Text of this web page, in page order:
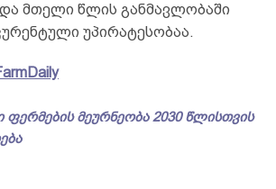
მთელი წლის განმავლობაში
უპირატესობაა.
მეურნეობა 2030 წლისთვის